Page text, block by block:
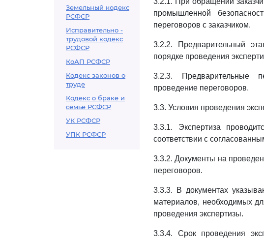
Земельный кодекс
РСФСР
Исправительно -
трудовой кодекс
РСФСР
КоАП РСФСР
Кодекс законов о
труде
Кодекс о браке и
семье РСФСР
УК РСФСР
УПК РСФСР
промышленной
переговоров с заказчиком.
3.2.2. Предварительный
порядке проведения
3.2.3. Предварительные
проведение переговоров.
3.3. Условия проведения
3.3.1. Экспертиза
соответствии с
3.3.2. Документы на
переговоров.
3.3.3. В документах
материалов, необходимых
проведения экспертизы.
3.3.4. Срок проведения